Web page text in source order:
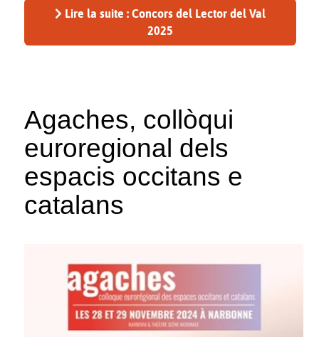
Lire la suite : Concors del Lector del Val
2025
Agaches, collòqui
euroregional dels
espacis occitans e
catalans